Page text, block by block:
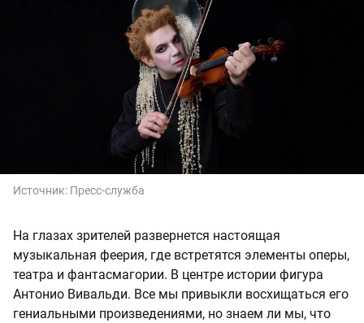
Источник: Пресс-служба
На глазах зрителей развернется настоящая
музыкальная феерия, где встретятся элементы оперы,
театра и фантасмагории. В центре истории фигура
Антонио Вивальди. Все мы привыкли восхищаться его
гениальными произведениями, но знаем ли мы, что